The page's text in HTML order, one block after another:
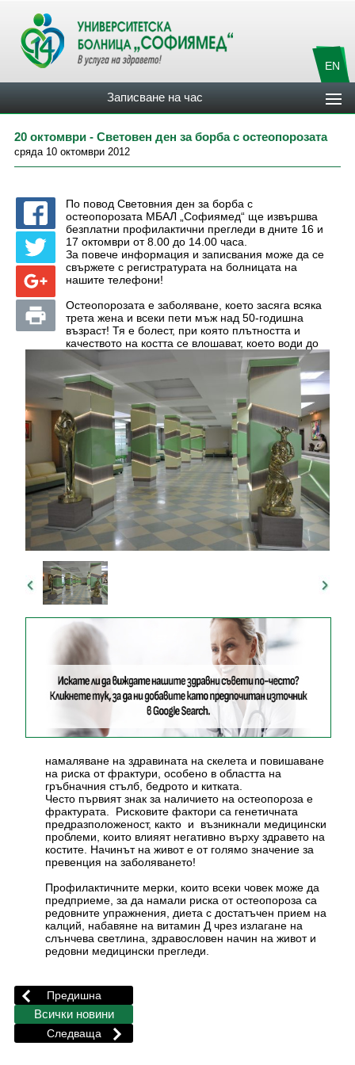
EN
Записване на час
20 октомври - Световен ден за борба с остеопорозата
сряда 10 октомври 2012
По повод Световния ден за борба с
остеопорозата МБАЛ „Софиямед“ ще извършва
безплатни профилактични прегледи в дните 16 и
17 октомври от 8.00 до 14.00 часа.
За повече информация и записвания може да се
свържете с регистратурата на болницата на
нашите телефони!
Остеопорозата е заболяване, което засяга всяка
трета жена и всеки пети мъж над 50-годишна
възраст! Тя е болест, при която плътността и
качеството на костта се влошават, което води до
намаляване на здравината на скелета и повишаване
на риска от фрактури, особено в областта на
гръбначния стълб, бедрото и китката.
Често първият знак за наличието на остеопороза е
фрактурата. Рисковите фактори са генетичната
предразположеност, както и възникнали медицински
проблеми, които влияят негативно върху здравето на
костите. Начинът на живот е от голямо значение за
превенция на заболяването!
Профилактичните мерки, които всеки човек може да
предприеме, за да намали риска от остеопороза са
редовните упражнения, диета с достатъчен прием на
калций, набавяне на витамин Д чрез излагане на
слънчева светлина, здравословен начин на живот и
редовни медицински прегледи.